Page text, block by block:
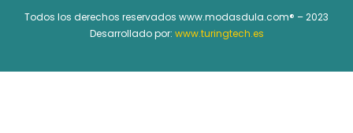
Todos los derechos reservados www.modasdula.com® – 2023
Desarrollado por: www.turingtech.es